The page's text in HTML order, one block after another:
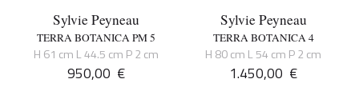
Sylvie Peyneau
TERRA BOTANICA PM 5
H 61 cm L 44.5 cm P 2 cm
950,00 €
Sylvie Peyneau
TERRA BOTANICA 4
H 80 cm L 54 cm P 2 cm
1.450,00 €